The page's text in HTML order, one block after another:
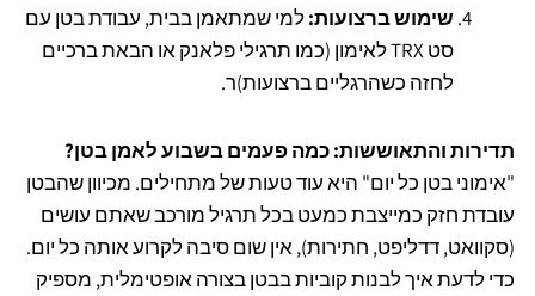
שימוש ברצועות:למי שמתאמן בבית, עבודת בטן עם
סט TRX לאימון (כמו תרגילי פלאנק או הבאת ברכיים
לחזה כשהרגליים ברצועות)ר.
תדירות והתאוששות: כמה פעמים בשבוע לאמן בטן?
"אימוני בטן כל יום" היא עוד טעות של מתחילים. מכיוון שהבטן
עובדת חזק כמייצבת כמעט בכל תרגיל מורכב שאתם עושים
(סקוואט, דדליפט, חתירות), אין שום סיבה לקרוע אותה כל יום.
כדי לדעת איך לבנות קוביות בבטן בצורה אופטימלית, מספיק